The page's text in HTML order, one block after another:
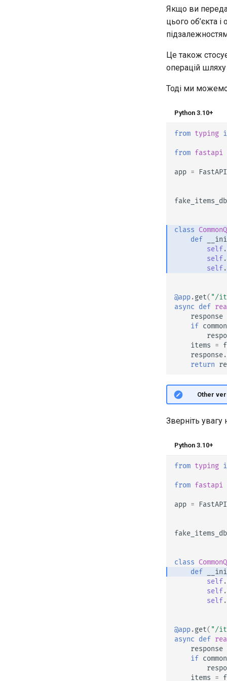
Якщо ви
цього об’єкта
Це також
операцій
Тоді ми можемо
Python 3.10+
from typing
from fastapi
app = FastAPI
fake_items_db
class
def
self.
self.
self.
@app.get( "/
async def
response
if
items =
response.
return
🤓 Other
Зверніть увагу
Python 3.10+
from typing
from fastapi
app = FastAPI
fake_items_db
class
def
self.
self.
self.
@app.get( "/
async def
response
if
items =